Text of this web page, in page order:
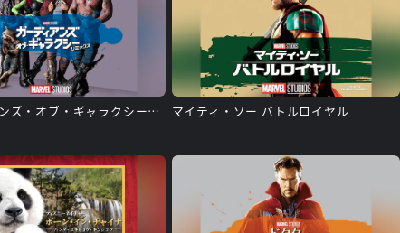
ガーディアンズ・オブ・ギャラクシー：リミックス マイティ・ソー バトルロイヤル